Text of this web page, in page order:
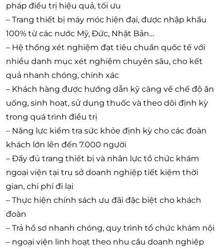
pháp điều trị hiệu quả, tối ưu
– Trang thiết bị máy móc hiện đại, được nhập khẩu
100% từ các nước Mỹ, Đức, Nhật Bản…
– Hệ thống xét nghiệm đạt tiêu chuẩn quốc tế với
nhiều danh mục xét nghiệm chuyên sâu, cho kết
quả nhanh chóng, chính xác
– Khách hàng được hướng dẫn kỹ càng về chế độ ăn
uống, sinh hoạt, sử dụng thuốc và theo dõi định kỳ
trong quá trình điều trị
– Năng lực kiểm tra sức khỏe định kỳ cho các đoàn
khách lớn lên đến 7.000 người
– Đầy đủ trang thiết bị và nhân lực tổ chức khám
ngoại viện tại trụ sở doanh nghiệp tiết kiệm thời
gian, chi phí đi lại
– Thực hiện chính sách ưu đãi đặc biệt cho khách
đoàn
– Trả hồ sơ nhanh chóng, quy trình tổ chức khám nội
– ngoại viện linh hoạt theo nhu cầu doanh nghiệp